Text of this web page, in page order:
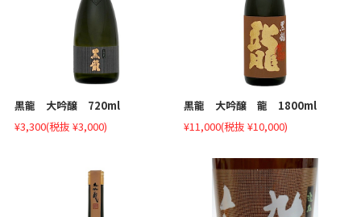
黒龍 大吟醸 720ml
¥3,300(税抜 ¥3,000)
黒龍 大吟醸 龍 1800ml
¥11,000(税抜 ¥10,000)